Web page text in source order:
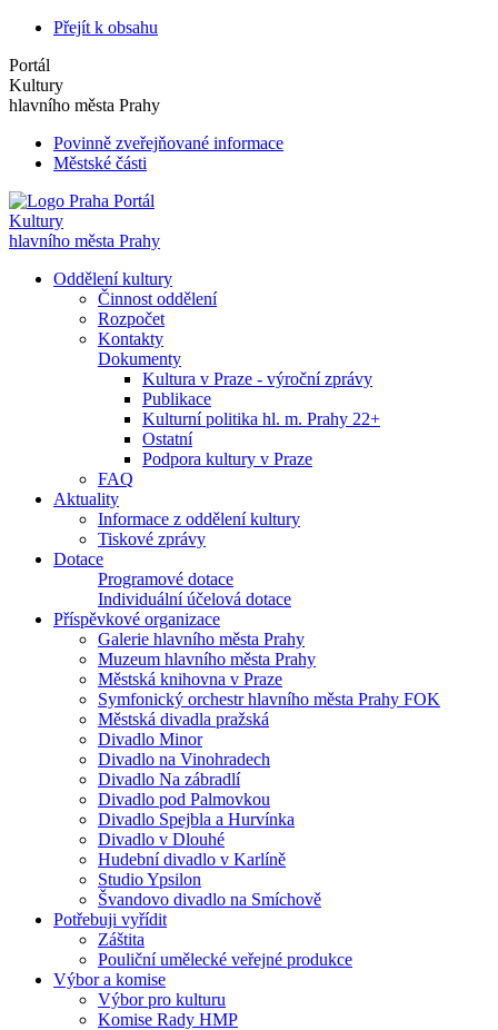
Přejít k obsahu
Portál
Kultury
hlavního města Prahy
Povinně zveřejňované informace
Městské části
Portál
Kultury
hlavního města Prahy
Oddělení kultury
Činnost oddělení
Rozpočet
Kontakty
Dokumenty
Kultura v Praze - výroční zprávy
Publikace
Kulturní politika hl. m. Prahy 22+
Ostatní
Podpora kultury v Praze
FAQ
Aktuality
Informace z oddělení kultury
Tiskové zprávy
Dotace
Programové dotace
Individuální účelová dotace
Příspěvkové organizace
Galerie hlavního města Prahy
Muzeum hlavního města Prahy
Městská knihovna v Praze
Symfonický orchestr hlavního města Prahy FOK
Městská divadla pražská
Divadlo Minor
Divadlo na Vinohradech
Divadlo Na zábradlí
Divadlo pod Palmovkou
Divadlo Spejbla a Hurvínka
Divadlo v Dlouhé
Hudební divadlo v Karlíně
Studio Ypsilon
Švandovo divadlo na Smíchově
Potřebuji vyřídit
Záštita
Pouliční umělecké veřejné produkce
Výbor a komise
Výbor pro kulturu
Komise Rady HMP